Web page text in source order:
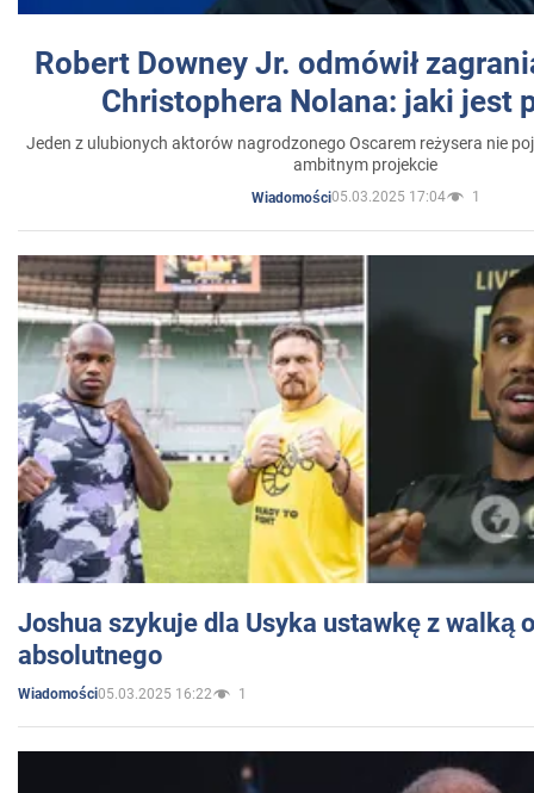
Robert Downey Jr. odmówił
Christophera Nolana: jaki jest
Jeden z ulubionych aktorów nagrodzonego Oscarem reżysera nie
ambitnym projekcie
Wiadomości05.03.2025 17:04 1
Joshua szykuje dla Usyka ustawkę z walką
absolutnego
Wiadomości05.03.2025 16:22 1